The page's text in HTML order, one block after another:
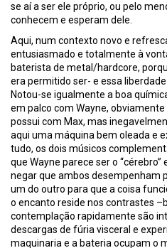
se aí a ser ele próprio, ou pelo
conhecem e esperam dele.
Aqui, num contexto novo e
entusiasmado e totalmente à
baterista de metal/hardcore,
era permitido ser- e essa
Notou-se igualmente a boa
em palco com Wayne,
possui com Max, mas
aqui uma máquina bem oleada e
tudo, os dois músicos
que Wayne parece ser o “cérebro”
negar que ambos desempenham
um do outro para que a coisa
o encanto reside nos contrastes
contemplação rapidamente são
descargas de fúria visceral e
maquinaria e a bateria ocupam o